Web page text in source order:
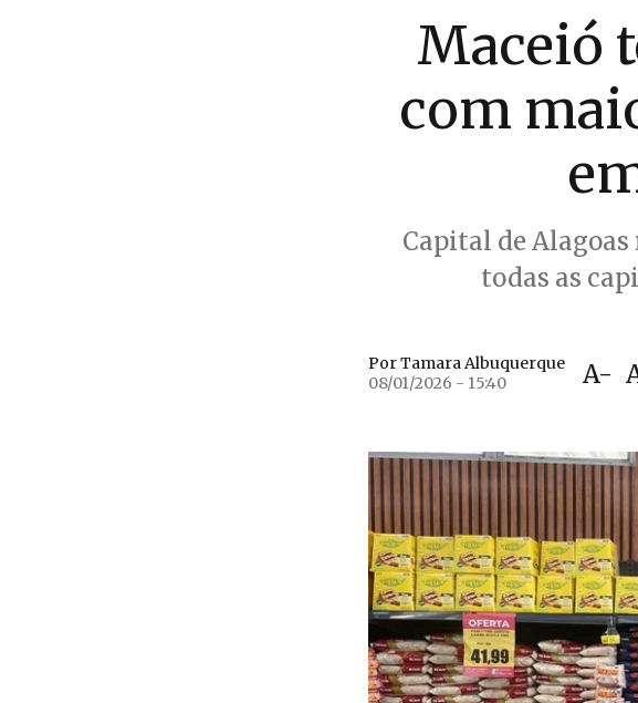
Maceió
com
Capital de Alagoas
todas as
Por Tamara Albuquerque
08/01/2026 - 15:40
A-